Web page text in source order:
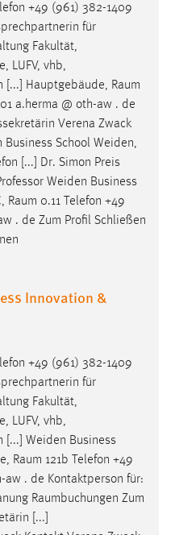
+49 (961) 382-1409
für
Fakultät,
LUFV, vhb,
[...] Hauptgebäude, Raum
a.herma @ oth-aw . de
Verena Zwack
Business School Weiden,
[...] Dr. Simon Preis
Weiden Business
Raum 0.11 Telefon +49
. de Zum Profil Schließen
Innovation &
+49 (961) 382-1409
für
Fakultät,
LUFV, vhb,
[...] Weiden Business
Raum 121b Telefon +49
aw . de Kontaktperson für:
Raumbuchungen Zum
[...]